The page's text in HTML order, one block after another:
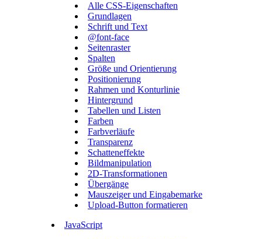
Alle CSS-Eigenschaften
Grundlagen
Schrift und Text
@font-face
Seitenraster
Spalten
Größe und Orientierung
Positionierung
Rahmen und Konturlinie
Hintergrund
Tabellen und Listen
Farben
Farbverläufe
Transparenz
Schatteneffekte
Bildmanipulation
2D-Transformationen
Übergänge
Mauszeiger und Eingabemarke
Upload-Button formatieren
JavaScript